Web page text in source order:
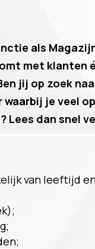
als
met klanten
jij op zoek
je veel
Lees dan snel
van leeftijd